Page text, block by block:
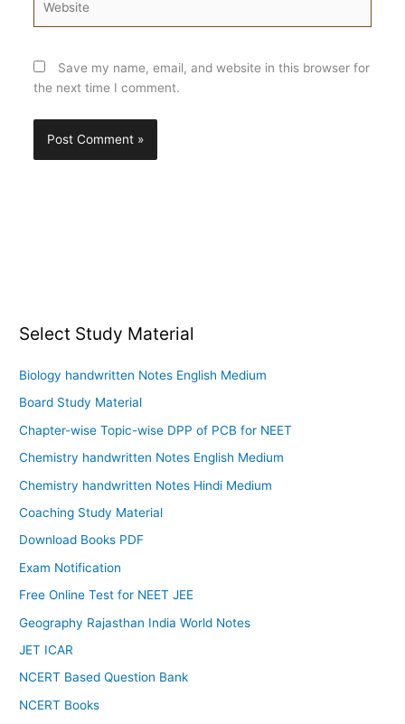
Save my name, email, and website in this browser for
the next time I comment.
Select Study Material
Biology handwritten Notes English Medium
Board Study Material
Chapter-wise Topic-wise DPP of PCB for NEET
Chemistry handwritten Notes English Medium
Chemistry handwritten Notes Hindi Medium
Coaching Study Material
Download Books PDF
Exam Notification
Free Online Test for NEET JEE
Geography Rajasthan India World Notes
JET ICAR
NCERT Based Question Bank
NCERT Books